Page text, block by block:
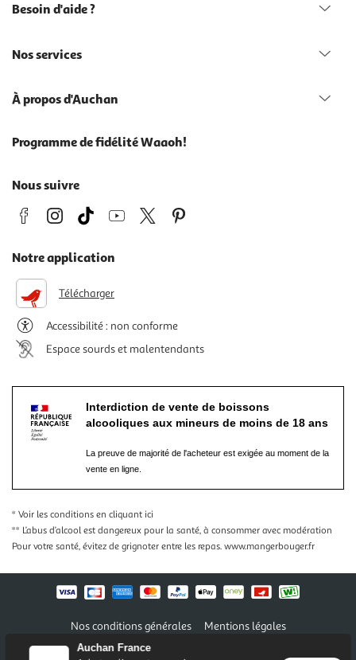
Auchan France
Besoin d'aide ?
Nos services
À propos d'Auchan
Programme de fidélité Waaoh!
Nous suivre
Notre application
Télécharger
Accessibilité : non conforme
Espace sourds et malentendants
Interdiction de vente de boissons
alcooliques aux mineurs de moins de 18 ans
La preuve de majorité de l'acheteur est exigée au moment de la
vente en ligne.
* Voir les conditions en cliquant ici
** L’abus d’alcool est dangereux pour la santé, à consommer avec modération
Pour votre santé, évitez de grignoter entre les repas. www.mangerbouger.fr
Nos conditions générales
Mentions légales
Conditions des offres et promotions